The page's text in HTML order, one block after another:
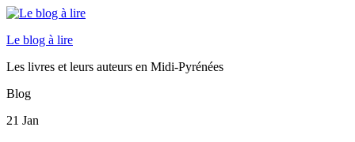
Le blog à lire
Les livres et leurs auteurs en Midi-Pyrénées
Blog
21 Jan